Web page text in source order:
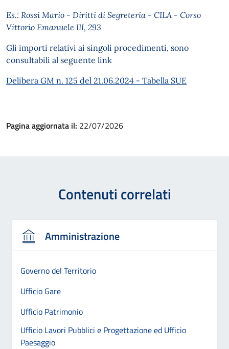
Es.: Rossi Mario - Diritti di Segreteria - CILA - Corso
Vittorio Emanuele III, 293
Gli importi relativi ai singoli procedimenti, sono
consultabili al seguente link
Delibera GM n. 125 del 21.06.2024 - Tabella SUE
Pagina aggiornata il: 22/07/2026
Contenuti correlati
Amministrazione
Governo del Territorio
Ufficio Gare
Ufficio Patrimonio
Ufficio Lavori Pubblici e Progettazione ed Ufficio
Paesaggio